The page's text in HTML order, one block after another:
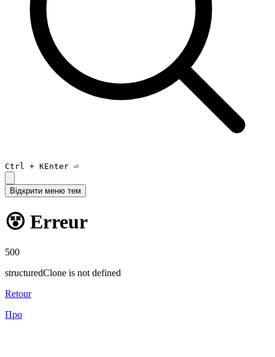
Ctrl + KEnter ⏎
Відкрити меню тем
😵 Erreur
500
structuredClone is not defined
Retour
Про